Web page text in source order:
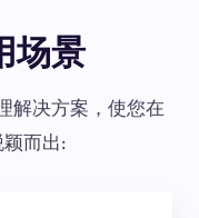
场景
解决方案，使您在
而出: